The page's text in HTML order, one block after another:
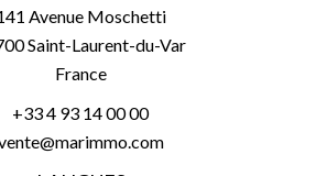
Avenue Moschetti
Saint-Laurent-du-Var
France
+33 4 93 14 00 00